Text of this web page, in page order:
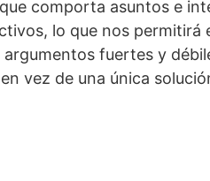
comporta asuntos e
lo que nos permitirá
fuertes y
vez de una única